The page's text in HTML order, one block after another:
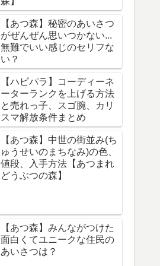
【あつ森】秘密のあいさつ
がぜんぜん思いつかない...
無難でいい感じのセリフな
い？
【ハピパラ】コーディーネ
ーターランクを上げる方法
と売れっ子、スゴ腕、カリ
スマ解放条件まとめ
【あつ森】中世の街並み(ち
ゅうせいのまちなみ)の色、
値段、入手方法【あつまれ
どうぶつの森】
【あつ森】みんながつけた
面白くてユニークな住民の
あいさつは？